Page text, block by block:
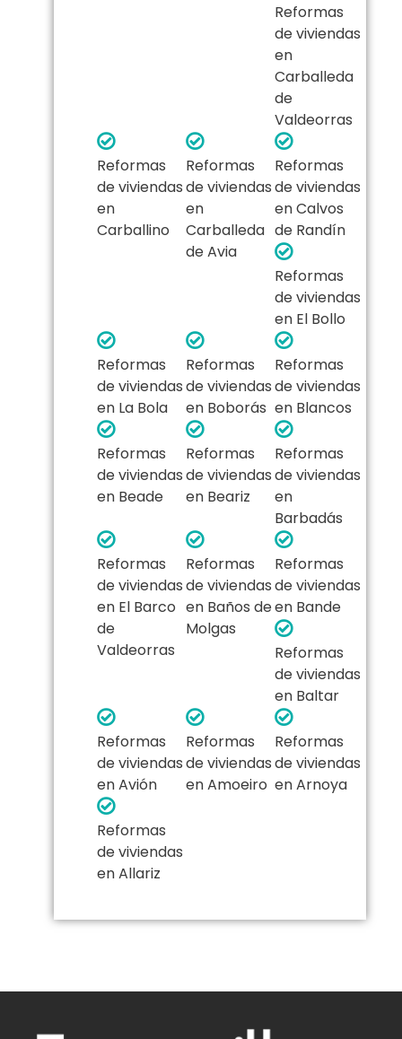
Reformas
de viviendas
en
Carballeda
de
Valdeorras
Reformas
de viviendas
en
Carballino
Reformas
de viviendas
en
Carballeda
de Avia
Reformas
de viviendas
en Calvos
de Randín
Reformas
de viviendas
en El Bollo
Reformas
de viviendas
en La Bola
Reformas
de viviendas
en Boborás
Reformas
de viviendas
en Blancos
Reformas
de viviendas
en Beade
Reformas
de viviendas
en Beariz
Reformas
de viviendas
en
Barbadás
Reformas
de viviendas
en El Barco
de
Valdeorras
Reformas
de viviendas
en Baños de
Molgas
Reformas
de viviendas
en Bande
Reformas
de viviendas
en Baltar
Reformas
de viviendas
en Avión
Reformas
de viviendas
en Amoeiro
Reformas
de viviendas
en Arnoya
Reformas
de viviendas
en Allariz